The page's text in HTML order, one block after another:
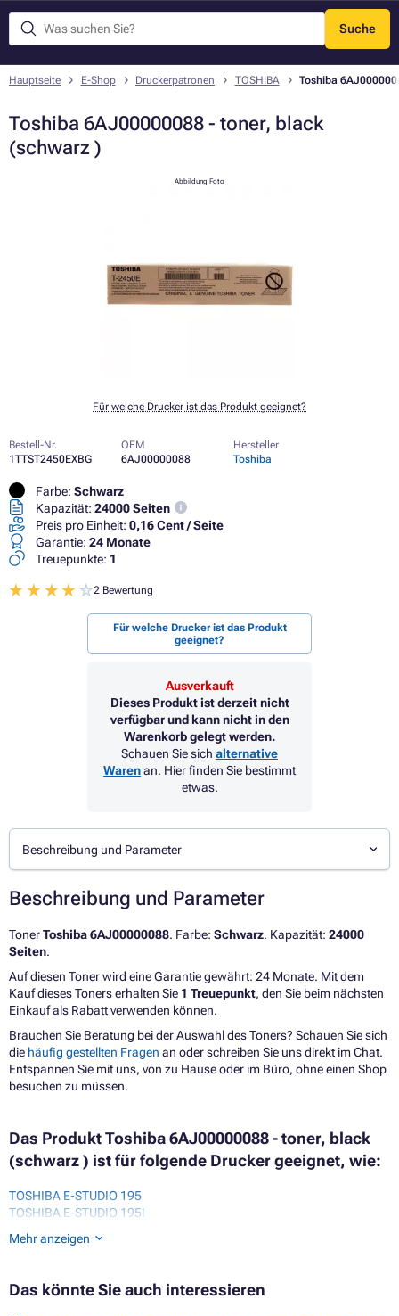
Suche
Menü
Hauptseite E-Shop Druckerpatronen TOSHIBA Toshiba
Toshiba 6AJ00000088 - toner, black
(schwarz )
Abbildung Foto
Für welche Drucker ist das Produkt geeignet?
Bestell-Nr.
1TTST2450EXBG
OEM
6AJ00000088
Hersteller
Toshiba
Farbe: Schwarz
Kapazität: 24000 Seiten
Preis pro Einheit: 0,16 Cent / Seite
Garantie: 24 Monate
Treuepunkte: 1
2 Bewertung
Für welche Drucker ist das Produkt
geeignet?
Ausverkauft
Dieses Produkt ist derzeit nicht
verfügbar und kann nicht in den
Warenkorb gelegt werden.
Schauen Sie sich alternative
Warenan. Hier finden Sie bestimmt
etwas.
Beschreibung und Parameter
Beschreibung und Parameter
TonerToshiba 6AJ00000088. Farbe: Schwarz. Kapazität: 24000
Seiten.
Auf diesen Toner wird eine Garantie gewährt: 24 Monate. Mit dem
Kauf dieses Toners erhalten Sie 1 Treuepunkt, den Sie beim nächsten
Einkauf als Rabatt verwenden können.
Brauchen Sie Beratung bei der Auswahl des Toners? Schauen Sie sich
die häufig gestellten Fragen an oder schreiben Sie uns direkt im Chat.
Entspannen Sie mit uns, von zu Hause oder im Büro, ohne einen Shop
besuchen zu müssen.
Das Produkt Toshiba 6AJ00000088 - toner, black
(schwarz ) ist für folgende Drucker geeignet, wie:
TOSHIBA E-STUDIO 195
TOSHIBA E-STUDIO 195I
TOSHIBA E-STUDIO 225
TOSHIBA E-STUDIO 243
TOSHIBA E-STUDIO 245
Mehr anzeigen
Das könnte Sie auch interessieren